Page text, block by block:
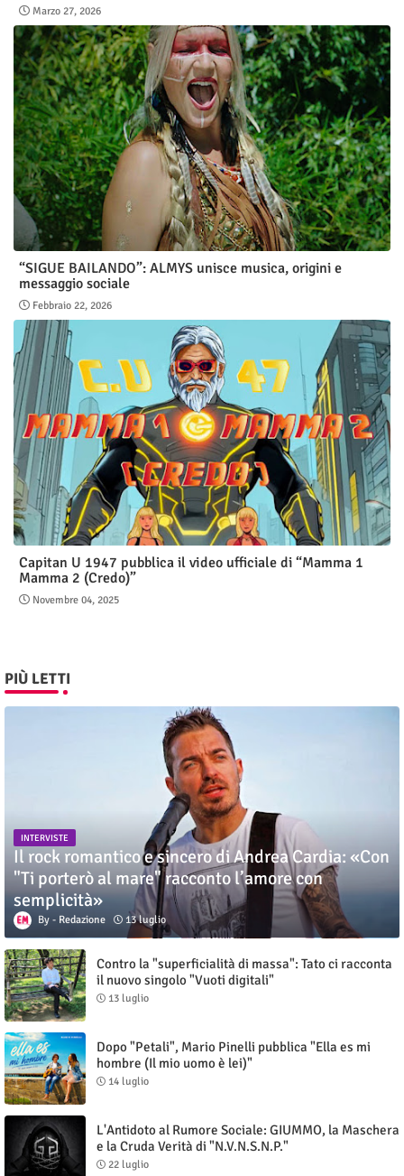
Marzo 27, 2026
“SIGUE BAILANDO”: ALMYS unisce musica, origini e
messaggio sociale
Febbraio 22, 2026
Capitan U 1947 pubblica il video ufficiale di “Mamma 1
Mamma 2 (Credo)”
Novembre 04, 2025
PIÙ LETTI
INTERVISTE
Il rock romantico e sincero di Andrea Cardia: «Con
"Ti porterò al mare" racconto l’amore con
semplicità»
Redazione 13 luglio
Contro la "superficialità di massa": Tato ci racconta
il nuovo singolo "Vuoti digitali"
13 luglio
Dopo "Petali", Mario Pinelli pubblica "Ella es mi
hombre (Il mio uomo è lei)"
14 luglio
L'Antidoto al Rumore Sociale: GIUMMO, la Maschera
e la Cruda Verità di "N.V.N.S.N.P."
22 luglio